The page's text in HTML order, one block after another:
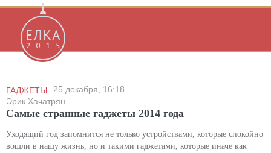
ГАДЖЕТЫ
25 декабря, 16:18
Эрик Хачатрян
Самые странные гаджеты 2014 года
Уходящий год запомнится не только устройствами, которые спокойно
вошли в нашу жизнь, но и такими гаджетами, которые иначе как